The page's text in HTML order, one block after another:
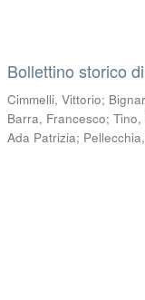
Bollettino storico
Cimmelli, Vittorio;
Barra, Francesco;Tino,
Ada Patrizia;